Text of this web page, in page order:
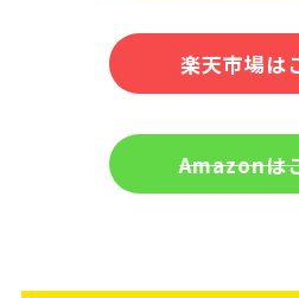
楽天市場は
Amazonは